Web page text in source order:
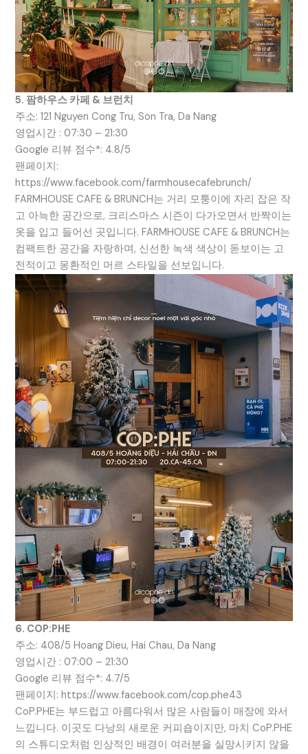
5. 팜하우스 카페 & 브런치
주소: 121 Nguyen Cong Tru, Son Tra, Da Nang
영업시간 : 07:30 – 21:30
Google 리뷰 점수*: 4.8/5
팬페이지:
https://www.facebook.com/farmhousecafebrunch/
FARMHOUSE CAFE & BRUNCH는 거리 모퉁이에 자리 잡은 작
고 아늑한 공간으로, 크리스마스 시즌이 다가오면서 반짝이는
옷을 입고 들어선 곳입니다. FARMHOUSE CAFE & BRUNCH는
컴팩트한 공간을 자랑하며, 신선한 녹색 색상이 돋보이는 고
전적이고 몽환적인 머르 스타일을 선보입니다.
6. COP:PHE
주소: 408/5 Hoang Dieu, Hai Chau, Da Nang
영업시간 : 07:00 – 21:30
Google 리뷰 점수*: 4.7/5
팬페이지: https://www.facebook.com/cop.phe43
CoP.PHE는 부드럽고 아름다워서 많은 사람들이 매장에 와서
느낍니다. 이곳도 다낭의 새로운 커피숍이지만, 마치 CoP.PHE
의 스튜디오처럼 인상적인 배경이 여러분을 실망시키지 않을